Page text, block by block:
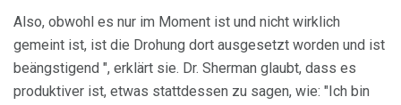
Also, obwohl es nur im Moment ist und nicht wirklich
gemeint ist, ist die Drohung dort ausgesetzt worden und ist
beängstigend ", erklärt sie. Dr. Sherman glaubt, dass es
produktiver ist, etwas stattdessen zu sagen, wie: "Ich bin